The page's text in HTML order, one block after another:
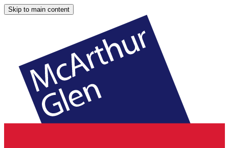
Skip to main content